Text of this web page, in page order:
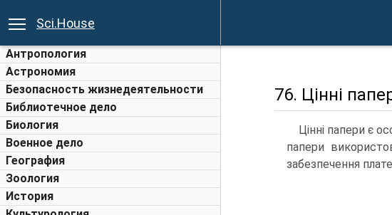
Sci.House
Антропология
Астрономия
Безопасность жизнедеятельности
Библиотечное дело
Биология
Военное дело
География
Зоология
История
76. Цінні
Цінні папери є
папери
забезпечення